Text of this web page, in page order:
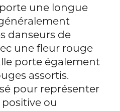
une longue
danseurs de
une fleur rouge
porte également
assortis.
pour représenter
ou